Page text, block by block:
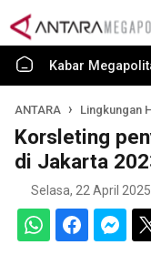
Kabar
ANTARA Lingkungan
Korsleting
di Jakarta
Selasa, 22 April